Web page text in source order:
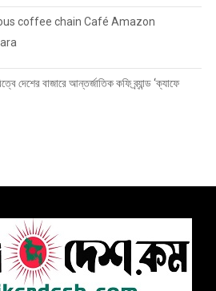
coffee chain Café Amazon
দেশের বাজারে আন্তর্জাতিক কফি ব্র্যান্ড ‘ক্যাফে